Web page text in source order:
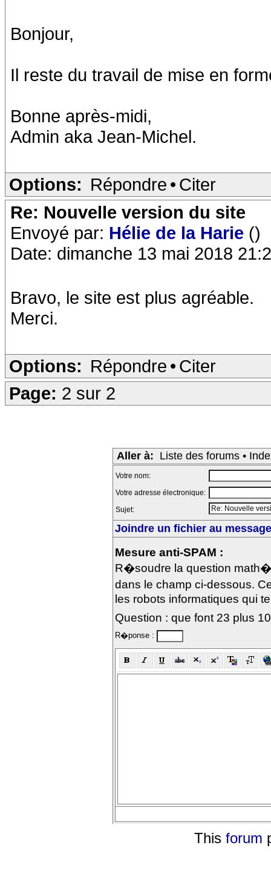
Bonjour,
Il reste du travail de mise en
Bonne après-midi,
Admin aka Jean-Michel.
Options: Répondre • Citer
Re: Nouvelle version du site
Envoyé par: Hélie de la Harie ()
Date: dimanche 13 mai 2018
Bravo, le site est plus agréable.
Merci.
Options: Répondre • Citer
Page: 2 sur 2
Aller à: Liste des forums •
Votre nom:
Votre adresse électronique:
Sujet:
Joindre un fichier au
Mesure anti-SPAM :
R�soudre la question
dans le champ ci-dessous.
les robots informatiques qui
Question : que font 23 plus
R�ponse :
This forum